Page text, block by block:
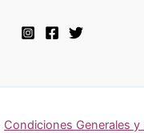
Condiciones Generales y